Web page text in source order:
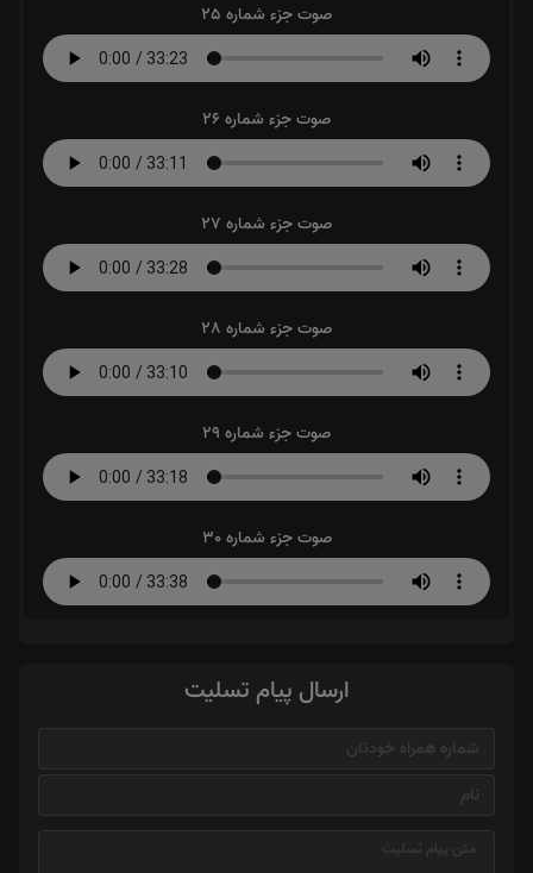
صوت جزء شماره 25
صوت جزء شماره 26
صوت جزء شماره 27
صوت جزء شماره 28
صوت جزء شماره 29
صوت جزء شماره 30
ارسال پیام تسلیت